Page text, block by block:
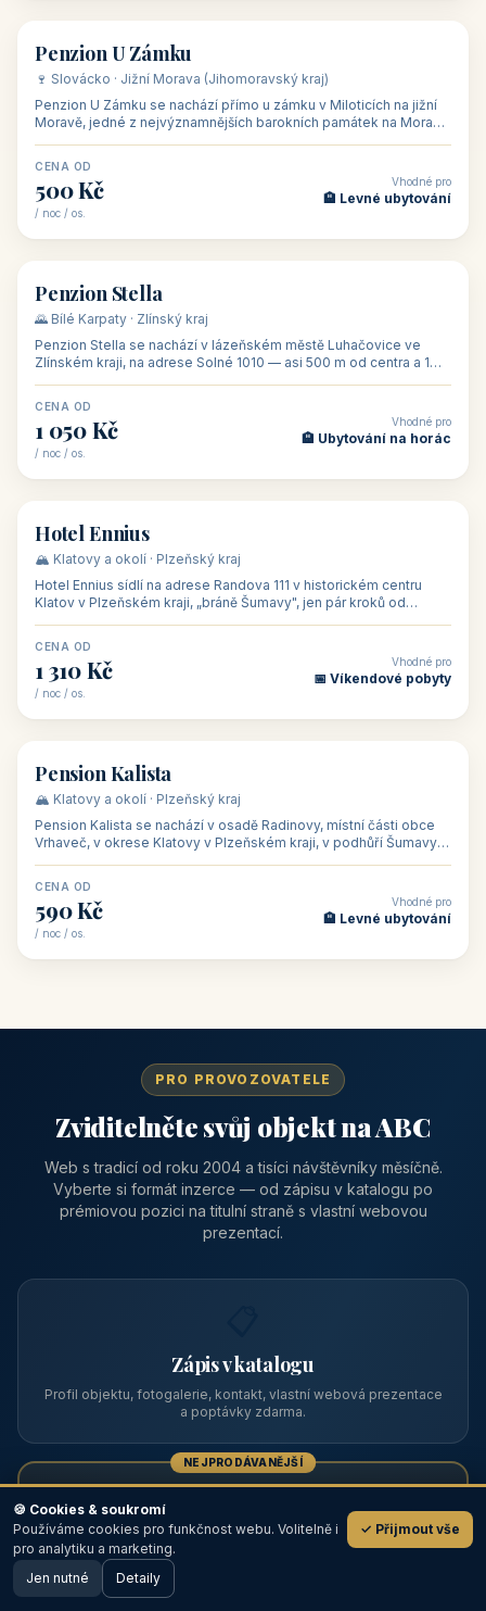
🏡 penzion
Penzion U Zámku
🍷 Slovácko · Jižní Morava (Jihomoravský kraj)
Penzion U Zámku se nachází přímo u zámku v Miloticích na jižní
Moravě, jedné z nejvýznamnějších barokních památek na Moravě,
CENA OD
500 Kč
/ noc / os.
Vhodné pro
🏨 Levné ubytování
🏡 penzion
Penzion Stella
🌄 Bílé Karpaty · Zlínský kraj
Penzion Stella se nachází v lázeňském městě Luhačovice ve
Zlínském kraji, na adrese Solné 1010 — asi 500 m od centra a 1
CENA OD
1 050 Kč
/ noc / os.
Vhodné pro
🏨 Ubytování na horác
🏨 hotel
Hotel Ennius
🏔️ Klatovy a okolí · Plzeňský kraj
Hotel Ennius sídlí na adrese Randova 111 v historickém centru
Klatov v Plzeňském kraji, „bráně Šumavy", jen pár kroků od
CENA OD
1 310 Kč
/ noc / os.
Vhodné pro
📅 Víkendové pobyty
🏡 penzion
Pension Kalista
🏔️ Klatovy a okolí · Plzeňský kraj
Pension Kalista se nachází v osadě Radinovy, místní části obce
Vrhaveč, v okrese Klatovy v Plzeňském kraji, v podhůří Šumavy
CENA OD
590 Kč
/ noc / os.
Vhodné pro
🏨 Levné ubytování
PRO PROVOZOVATELE
Zviditelněte svůj objekt na ABC
Web s tradicí od roku 2004 a tisíci návštěvníky měsíčně.
Vyberte si formát inzerce — od zápisu v katalogu po
prémiovou pozici na titulní straně s vlastní webovou
prezentací.
Zápis v katalogu
Profil objektu, fotogalerie, kontakt, vlastní webová prezentace
a poptávky zdarma.
NEJPRODÁVANĚJŠÍ
Prémiový partner
TOP pozice na titulce, přednost ve výpisech, zlatý odznak a
💬
🖥️ Desktop verze
🍪 Cookies & soukromí
Používáme cookies pro funkčnost webu. Volitelně i
pro analytiku a marketing.
✓ Přijmout vše
Jen nutné Detaily